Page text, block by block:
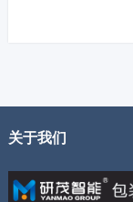
关于我们